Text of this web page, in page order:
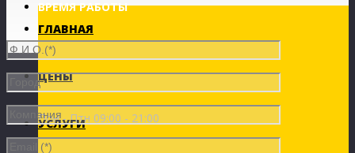
ВРЕМЯ РАБОТЫ
Пон - Птн 09:00 - 21:00
ГЛАВНАЯ
ЦЕНЫ
УСЛУГИ